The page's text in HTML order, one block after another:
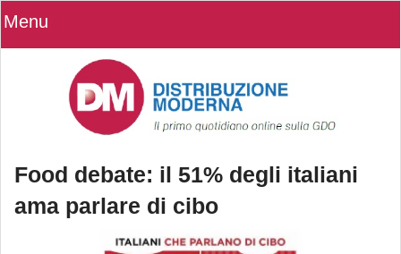
Menu
Food debate: il 51% degli italiani
ama parlare di cibo